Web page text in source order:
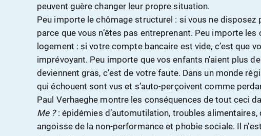
peuvent guère changer leur propre situation.
Peu importe le chômage structurel : si vous ne disposez
parce que vous n’êtes pas entreprenant. Peu importe
logement : si votre compte bancaire est vide, c’est que
imprévoyant. Peu importe que vos enfants n’aient plus
deviennent gras, c’est de votre faute. Dans un monde
qui échouent sont vus et s’auto-perçoivent comme
Paul Verhaeghe montre les conséquences de tout ceci
Me ?: épidémies d’automutilation, troubles alimentaires,
angoisse de la non-performance et phobie sociale. Il